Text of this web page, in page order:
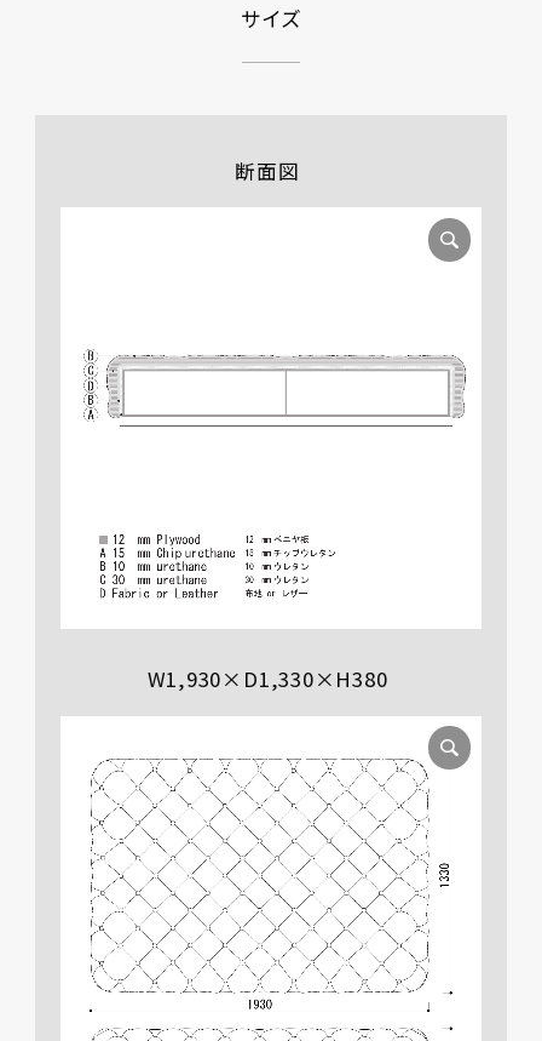
サイズ
断面図
W1,930×D1,330×H380